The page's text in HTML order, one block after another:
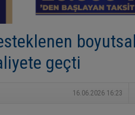
geçti
16.06.2026 16:23